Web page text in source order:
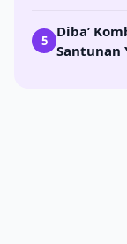
5
Diba’
Santunan